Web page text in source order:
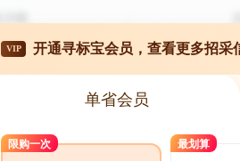
VIP 开通寻标宝会员，查看更多招采
单省会员
限购一次 最划算